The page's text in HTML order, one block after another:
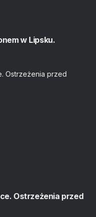
w Lipsku.
Ostrzeżenia przed